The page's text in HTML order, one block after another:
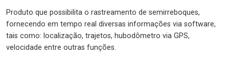
Produto que possibilita o rastreamento de semirreboques,
fornecendo em tempo real diversas informações via software,
tais como: localização, trajetos, hubodômetro via GPS,
velocidade entre outras funções.